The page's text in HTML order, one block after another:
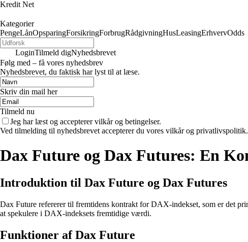
Kredit Net
Kategorier
PengeLånOpsparingForsikringForbrugRådgivningHusLeasingErhvervOdds
LoginTilmeld digNyhedsbrevet
Følg med – få vores nyhedsbrev
Nyhedsbrevet, du faktisk har lyst til at læse.
Skriv din mail her
Tilmeld nu
Jeg har læst og accepterer vilkår og betingelser.
Ved tilmelding til nyhedsbrevet accepterer du vores vilkår og
Dax Future og Dax Futures: En
Introduktion til Dax Future og Dax Futures
Dax Future refererer til fremtidens kontrakt for DAX-indekset, som er det
at spekulere i DAX-indeksets fremtidige værdi.
Funktioner af Dax Future